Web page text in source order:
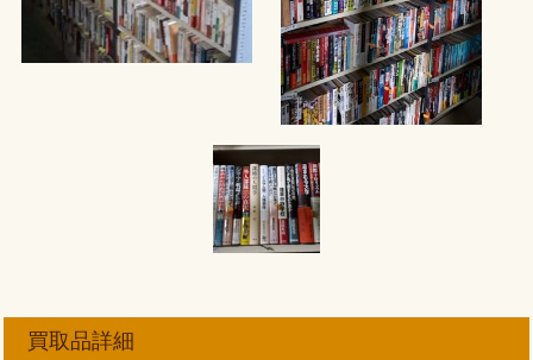
買取品詳細